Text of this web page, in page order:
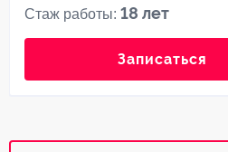
Стаж работы:18 лет
Записаться